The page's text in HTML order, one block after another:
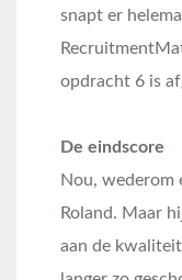
snapt er
opdracht 6 is
De eindscore
Nou, wederom
Roland. Maar
aan de